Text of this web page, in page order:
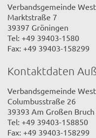
Verbandsgemeinde
Marktstraße 7
39397 Gröningen
Tel: +49 39403-1580
Fax: +49 39403-158299
Kontaktdaten
Verbandsgemeinde
Columbusstraße 26
39393 Am Großen
Tel: +49 39403-158850
Fax: +49 39403-158299